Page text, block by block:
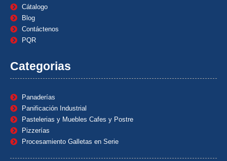
Cátalogo
Blog
Contáctenos
PQR
Categorias
Panaderías
Panificación Industrial
Pastelerias y Muebles Cafes y Postre
Pizzerías
Procesamiento Galletas en Serie